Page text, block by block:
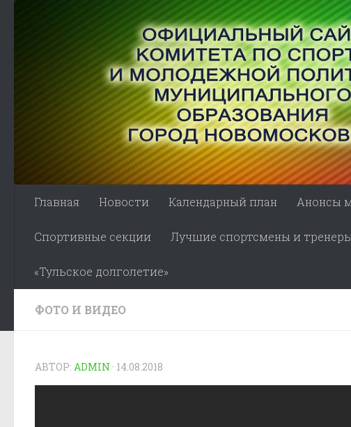
Главная Новости Календарный план Анонсы
Спортивные секции Лучшие спортсмены и
«Тульское долголетие»
ФОТО И ВИДЕО
АВТОР: ADMIN · 14.08.2018